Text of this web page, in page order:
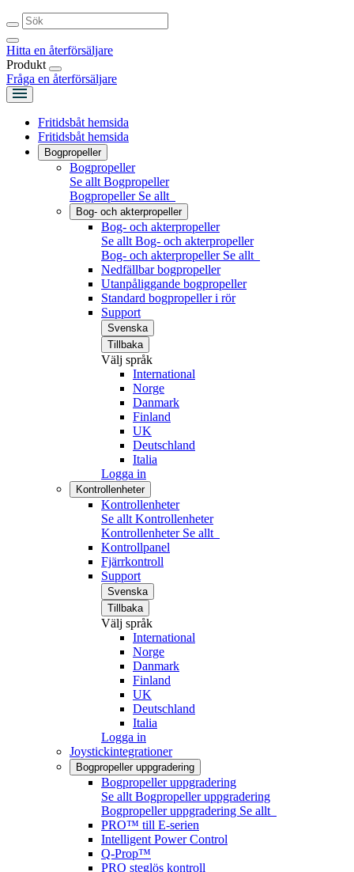
Hitta en återförsäljare
Produkt
Fråga en återförsäljare
Fritidsbåt hemsida
Fritidsbåt hemsida
Bogpropeller
Bogpropeller
Se allt Bogpropeller
Bogpropeller Se allt
Bog- och akterpropeller
Bog- och akterpropeller
Se allt Bog- och akterpropeller
Bog- och akterpropeller Se allt
Nedfällbar bogpropeller
Utanpåliggande bogpropeller
Standard bogpropeller i rör
Support
Svenska
Tillbaka
Välj språk
International
Norge
Danmark
Finland
UK
Deutschland
Italia
Logga in
Kontrollenheter
Kontrollenheter
Se allt Kontrollenheter
Kontrollenheter Se allt
Kontrollpanel
Fjärrkontroll
Support
Svenska
Tillbaka
Välj språk
International
Norge
Danmark
Finland
UK
Deutschland
Italia
Logga in
Joystickintegrationer
Bogpropeller uppgradering
Bogpropeller uppgradering
Se allt Bogpropeller uppgradering
Bogpropeller uppgradering Se allt
PRO™ till E-serien
Intelligent Power Control
Q-Prop™
PRO steglös kontroll